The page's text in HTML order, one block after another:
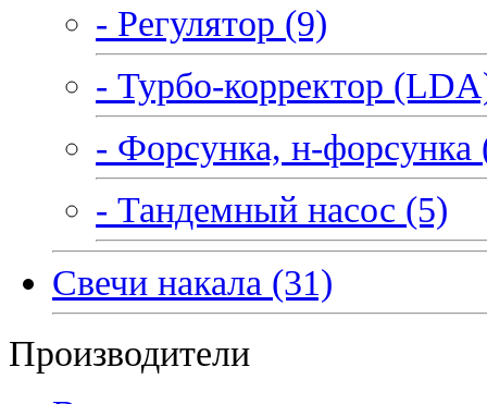
- Регулятор (9)
- Турбо-корректор
- Форсунка, н-форсунка
- Тандемный насос (5)
Свечи накала (31)
Производители